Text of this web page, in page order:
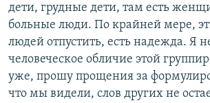
дети, грудные дети, там есть
больные люди. По крайней мере,
людей отпустить, есть надежда. Я
человеческое обличие этой
уже, прошу прощения за
что мы видели, слов других не